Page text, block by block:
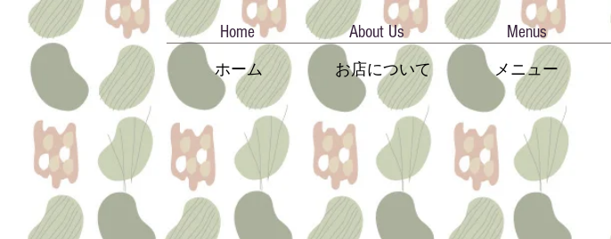
ホーム お店について メニュー
Home About Us Menus